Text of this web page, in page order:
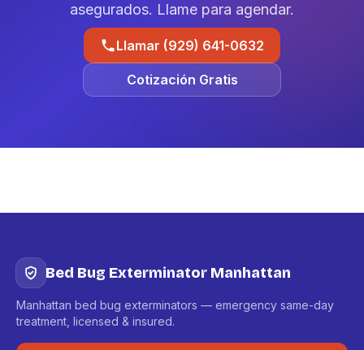
asegurados. Llame para agendar.
Llamar (929) 641-0632
Cotización Gratis
Bed Bug Exterminator Manhattan
Manhattan bed bug exterminators — emergency same-day
treatment, licensed & insured.